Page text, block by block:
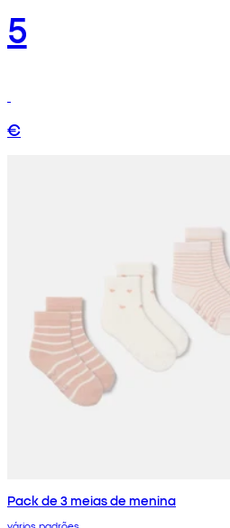
5
€
Pack de 3 meias de menina
vários padrões